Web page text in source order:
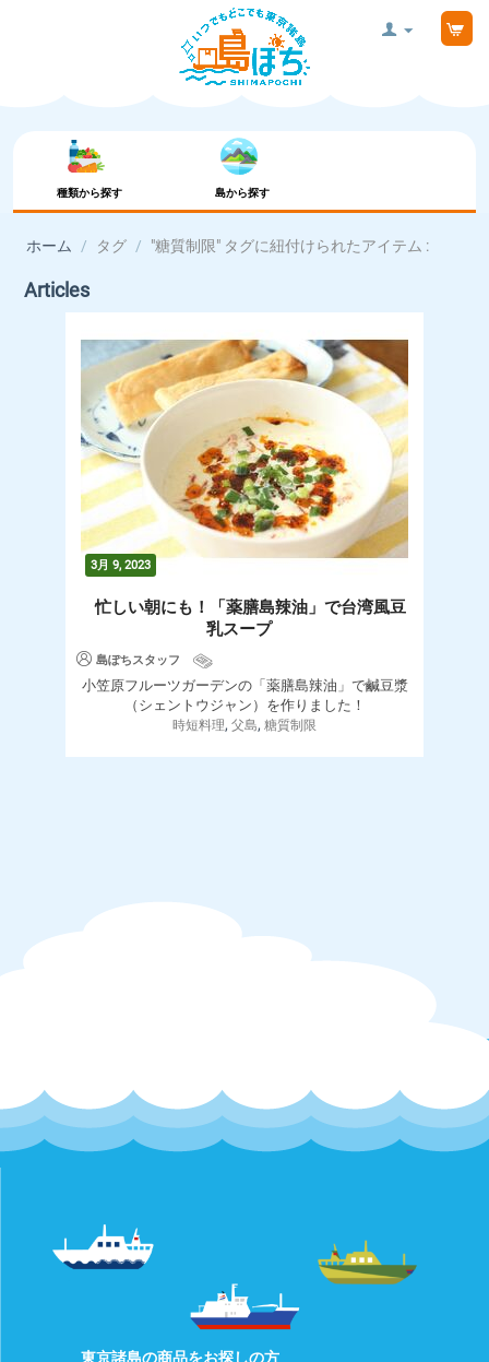
種類から探す 島から探す
ホーム / タグ / "糖質制限" タグに紐付けられたアイテム :
Articles
3月 9, 2023
忙しい朝にも！「薬膳島辣油」で台湾風豆
乳スープ
島ぽちスタッフ
小笠原フルーツガーデンの「薬膳島辣油」で鹹豆漿
（シェントウジャン）を作りました！
時短料理, 父島, 糖質制限
東京諸島の商品をお探しの方